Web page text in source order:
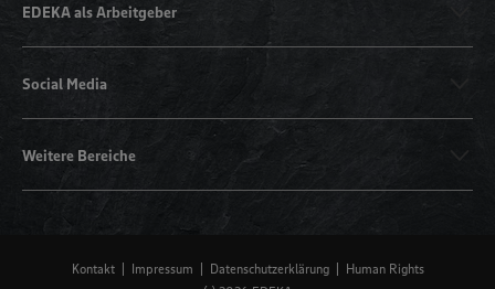
EDEKA als Arbeitgeber
Social Media
Weitere Bereiche
Kontakt Impressum Datenschutzerklärung
Human Rights